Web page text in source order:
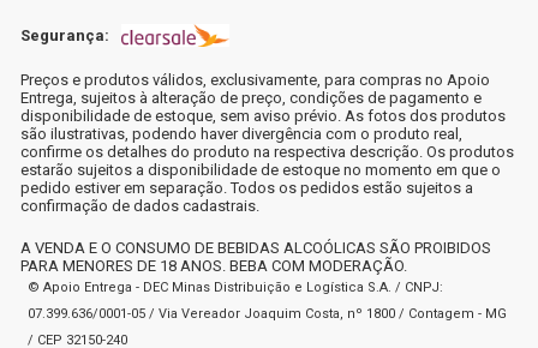
Segurança:
Preços e produtos válidos, exclusivamente, para compras no Apoio
Entrega, sujeitos à alteração de preço, condições de pagamento e
disponibilidade de estoque, sem aviso prévio. As fotos dos produtos
são ilustrativas, podendo haver divergência com o produto real,
confirme os detalhes do produto na respectiva descrição. Os produtos
estarão sujeitos a disponibilidade de estoque no momento em que o
pedido estiver em separação. Todos os pedidos estão sujeitos a
confirmação de dados cadastrais.
A VENDA E O CONSUMO DE BEBIDAS ALCOÓLICAS SÃO PROIBIDOS
PARA MENORES DE 18 ANOS. BEBA COM MODERAÇÃO.
© Apoio Entrega - DEC Minas Distribuição e Logística S.A. / CNPJ:
07.399.636/0001-05 / Via Vereador Joaquim Costa, nº 1800 / Contagem - MG
/ CEP 32150-240